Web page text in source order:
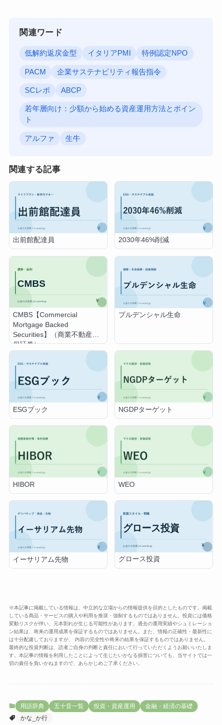
関連ワード
低解約返戻金型 イタリアPMI 特例認定NPO
PACM 企業サステナビリティ報告指令
SCレポ ABCP
若年層向け：少額から始める資産運用方法とポイン
ト
アルファ 生牛
関連する記事
出前館配達員 2030年46%削減
CMBS【Commercial
Mortgage Backed
Securities】（商業不動産担
保証券）
プルデンシャル生命
ESGブック NGDPターゲット
HIBOR WEO
イーサリアム先物 グロース投資
※本記事に掲載している情報は、中立的な立場からの情報提供を目的としたものです。掲載
している商品・サービスの購入や利用を推奨・強制するものではありません。投資には価格
変動リスクが伴い、元本割れが生じる可能性があります。過去の運用実績やシュミレーショ
ン結果は、将来の運用成果を保証するものではありません。また、情報の正確性・最新性に
は十分配慮しておりますが、 内容の完全性や将来の結果を保証するものではありません。
最終的な投資判断は、読者ご自身の判断と責任において行っていただくようお願いいたしま
す。本記事の情報を利用したことによって生じたいかなる損害についても、当サイトでは一
切の責任を負いかねますので、あらかじめご了承ください。
用語辞典 五十音一覧 投資・資産運用
金融・経済の基礎
かな_か行